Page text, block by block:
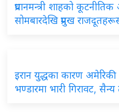
प्रधानमन्त्री शाहको
सोमबारदेखि प्रमुख
इरान युद्धका कारण अमेरिकी
भण्डारमा भारी गिरावट, सैन्य